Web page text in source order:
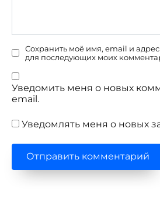
Сохранить моё имя, email и адрес
для последующих моих
Уведомить меня о новых
email.
Уведомлять меня о новых